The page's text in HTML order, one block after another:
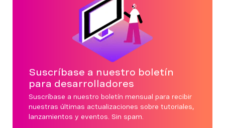
Suscríbase a nuestro boletín
para desarrolladores
Suscríbase a nuestro boletín mensual para recibir
nuestras últimas actualizaciones sobre tutoriales,
lanzamientos y eventos. Sin spam.